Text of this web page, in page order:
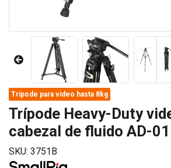
Trípode para video hasta 8kg
Trípode Heavy-Duty
cabezal de fluido AD-01
SKU: 3751B